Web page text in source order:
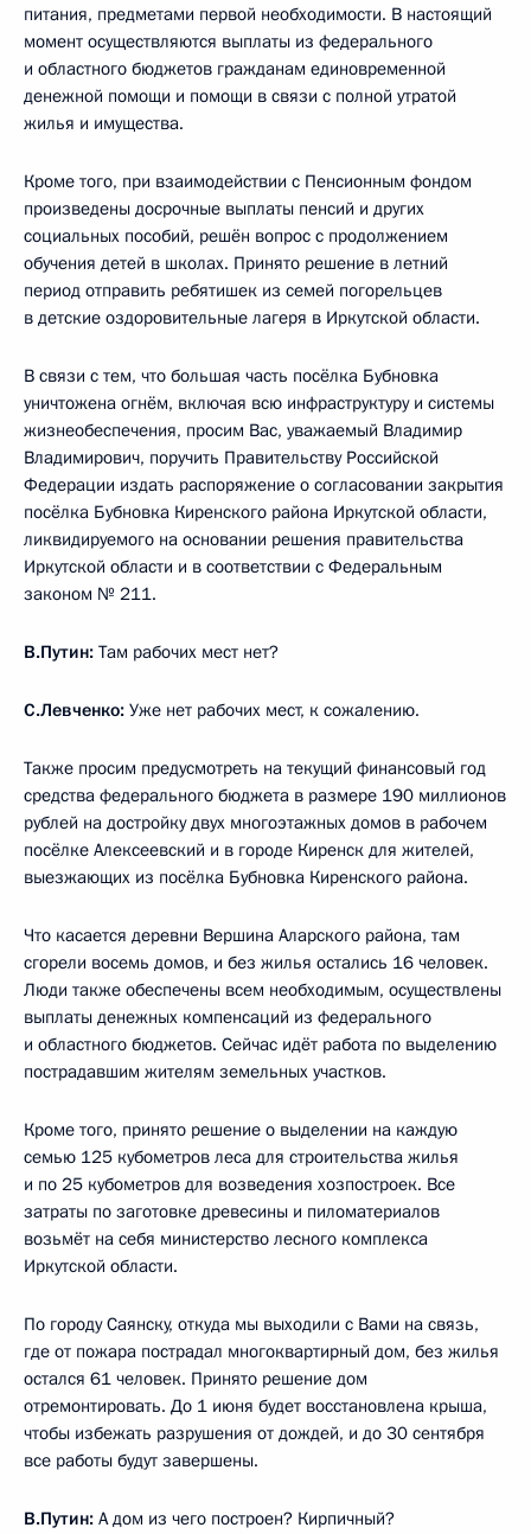
питания, предметами первой необходимости. В настоящий
момент осуществляются выплаты из федерального
и областного бюджетов гражданам единовременной
денежной помощи и помощи в связи с полной утратой
жилья и имущества.
Кроме того, при взаимодействии с Пенсионным фондом
произведены досрочные выплаты пенсий и других
социальных пособий, решён вопрос с продолжением
обучения детей в школах. Принято решение в летний
период отправить ребятишек из семей погорельцев
в детские оздоровительные лагеря в Иркутской области.
В связи с тем, что большая часть посёлка Бубновка
уничтожена огнём, включая всю инфраструктуру и системы
жизнеобеспечения, просим Вас, уважаемый Владимир
Владимирович, поручить Правительству Российской
Федерации издать распоряжение о согласовании закрытия
посёлка Бубновка Киренского района Иркутской области,
ликвидируемого на основании решения правительства
Иркутской области и в соответствии с Федеральным
законом № 211.
В.Путин: Там рабочих мест нет?
С.Левченко: Уже нет рабочих мест, к сожалению.
Также просим предусмотреть на текущий финансовый год
средства федерального бюджета в размере 190 миллионов
рублей на достройку двух многоэтажных домов в рабочем
посёлке Алексеевский и в городе Киренск для жителей,
выезжающих из посёлка Бубновка Киренского района.
Что касается деревни Вершина Аларского района, там
сгорели восемь домов, и без жилья остались 16 человек.
Люди также обеспечены всем необходимым, осуществлены
выплаты денежных компенсаций из федерального
и областного бюджетов. Сейчас идёт работа по выделению
пострадавшим жителям земельных участков.
Кроме того, принято решение о выделении на каждую
семью 125 кубометров леса для строительства жилья
и по 25 кубометров для возведения хозпостроек. Все
затраты по заготовке древесины и пиломатериалов
возьмёт на себя министерство лесного комплекса
Иркутской области.
По городу Саянску, откуда мы выходили с Вами на связь,
где от пожара пострадал многоквартирный дом, без жилья
остался 61 человек. Принято решение дом
отремонтировать. До 1 июня будет восстановлена крыша,
чтобы избежать разрушения от дождей, и до 30 сентября
все работы будут завершены.
В.Путин: А дом из чего построен? Кирпичный?